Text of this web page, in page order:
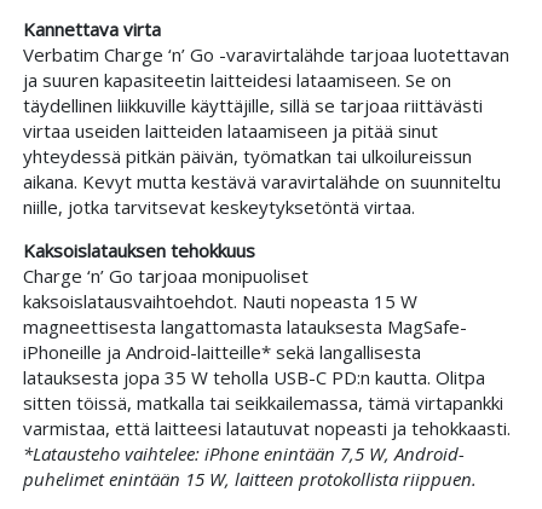
Kannettava virta
Verbatim Charge ‘n’ Go -varavirtalähde tarjoaa luotettavan
ja suuren kapasiteetin laitteidesi lataamiseen. Se on
täydellinen liikkuville käyttäjille, sillä se tarjoaa riittävästi
virtaa useiden laitteiden lataamiseen ja pitää sinut
yhteydessä pitkän päivän, työmatkan tai ulkoilureissun
aikana. Kevyt mutta kestävä varavirtalähde on suunniteltu
niille, jotka tarvitsevat keskeytyksetöntä virtaa.
Kaksoislatauksen tehokkuus
Charge ‘n’ Go tarjoaa monipuoliset
kaksoislatausvaihtoehdot. Nauti nopeasta 15 W
magneettisesta langattomasta latauksesta MagSafe-
iPhoneille ja Android-laitteille* sekä langallisesta
latauksesta jopa 35 W teholla USB-C PD:n kautta. Olitpa
sitten töissä, matkalla tai seikkailemassa, tämä virtapankki
varmistaa, että laitteesi latautuvat nopeasti ja tehokkaasti.
*Latausteho vaihtelee: iPhone enintään 7,5 W, Android-
puhelimet enintään 15 W, laitteen protokollista riippuen.